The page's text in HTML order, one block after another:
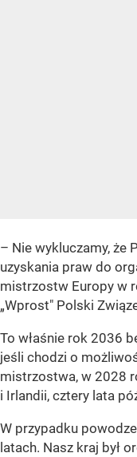
– Nie wykluczamy, że
uzyskania praw do
mistrzostw Europy w
„Wprost" Polski
To właśnie rok 2036
jeśli chodzi o
mistrzostwa, w 2028
i Irlandii, cztery lata
W przypadku
latach. Nasz kraj był